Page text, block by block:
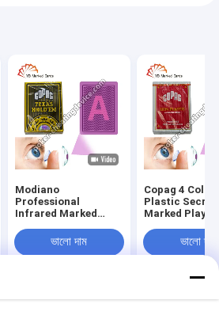
Modiano
Professional
Infrared Marked
Undetectable Cheat
Cards
ভালো দাম
Copag 4
Plastic Secret
Marked
ভালো দাম
আমাদের সাথে যোগাযোগ
Desktop